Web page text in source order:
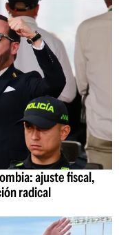
ajuste fiscal,
radical